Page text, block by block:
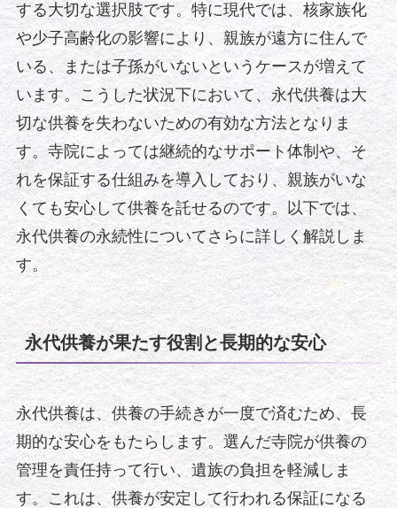
する大切な選択肢です。特に現代では、核家族化
や少子高齢化の影響により、親族が遠方に住んで
いる、または子孫がいないというケースが増えて
います。こうした状況下において、永代供養は大
切な供養を失わないための有効な方法となりま
す。寺院によっては継続的なサポート体制や、そ
れを保証する仕組みを導入しており、親族がいな
くても安心して供養を託せるのです。以下では、
永代供養の永続性についてさらに詳しく解説しま
す。
永代供養が果たす役割と長期的な安心
永代供養は、供養の手続きが一度で済むため、長
期的な安心をもたらします。選んだ寺院が供養の
管理を責任持って行い、遺族の負担を軽減しま
す。これは、供養が安定して行われる保証になる